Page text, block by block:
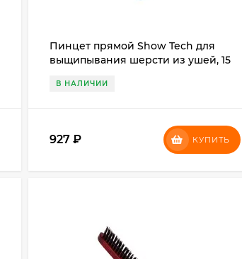
Пинцет прямой Show Tech для
выщипывания шерсти из ушей, 15
В НАЛИЧИИ
927₽ КУПИТЬ